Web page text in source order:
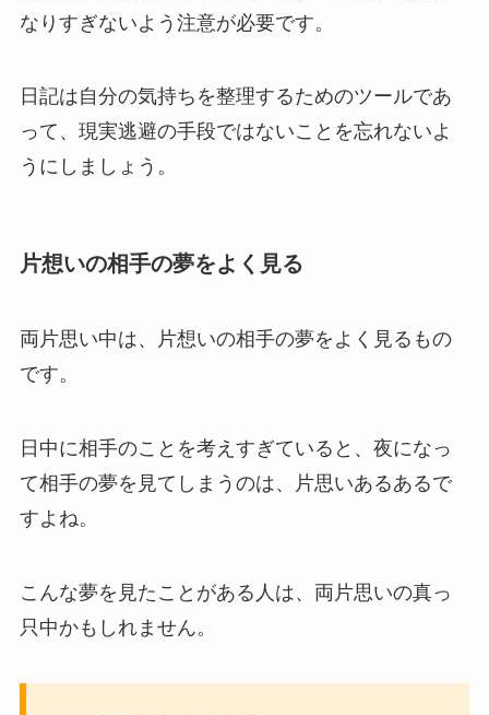
なりすぎないよう注意が必要です。
日記は自分の気持ちを整理するためのツールであ
って、現実逃避の手段ではないことを忘れないよ
うにしましょう。
片想いの相手の夢をよく見る
両片思い中は、片想いの相手の夢をよく見るもの
です。
日中に相手のことを考えすぎていると、夜になっ
て相手の夢を見てしまうのは、片思いあるあるで
すよね。
こんな夢を見たことがある人は、両片思いの真っ
只中かもしれません。